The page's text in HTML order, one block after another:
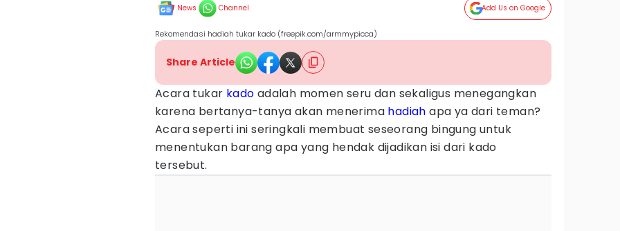
News Channel Add Us on Google
Rekomendasi hadiah tukar kado (freepik.com/armmypicca)
Share Article
Acara tukar kado adalah momen seru dan sekaligus menegangkan
karena bertanya-tanya akan menerima hadiah apa ya dari teman?
Acara seperti ini seringkali membuat seseorang bingung untuk
menentukan barang apa yang hendak dijadikan isi dari kado
tersebut.